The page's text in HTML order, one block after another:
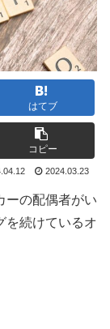
はてブ
コピー
2024.03.23
ーの配偶者がい
を続けているオ